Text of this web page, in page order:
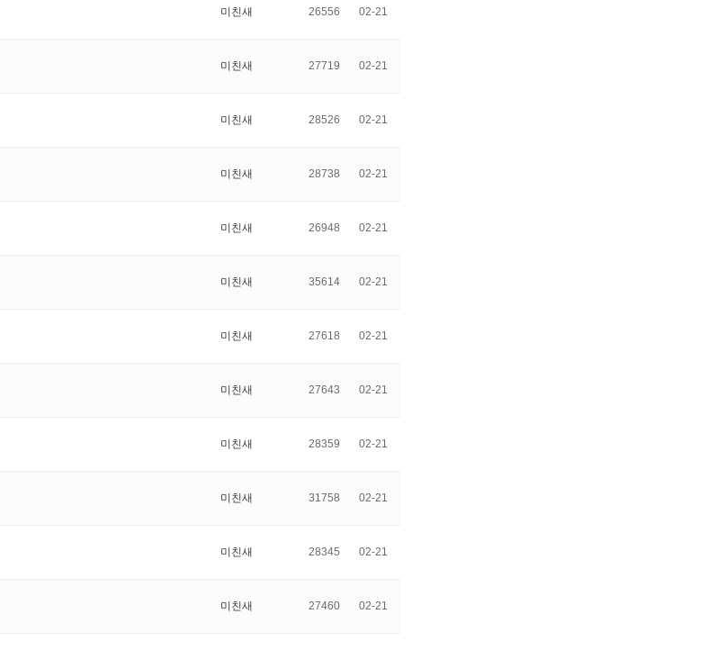
미친새 26556 02-21
미친새 27719 02-21
미친새 28526 02-21
미친새 28738 02-21
미친새 26948 02-21
미친새 35614 02-21
미친새 27618 02-21
미친새 27643 02-21
미친새 28359 02-21
미친새 31758 02-21
미친새 28345 02-21
미친새 27460 02-21